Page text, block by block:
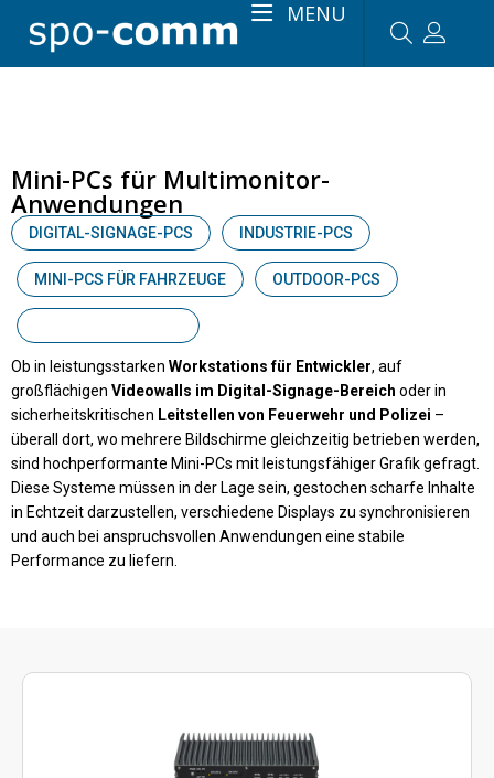
MENU
Mini-PCs für Multimonitor-
Anwendungen
DIGITAL-SIGNAGE-PCS INDUSTRIE-PCS
MINI-PCS FÜR FAHRZEUGE OUTDOOR-PCS
Ob in leistungsstarken Workstations für Entwickler, auf
großflächigen Videowalls im Digital-Signage-Bereich oder in
sicherheitskritischen Leitstellen von Feuerwehr und Polizei –
überall dort, wo mehrere Bildschirme gleichzeitig betrieben werden,
sind hochperformante Mini-PCs mit leistungsfähiger Grafik gefragt.
Diese Systeme müssen in der Lage sein, gestochen scharfe Inhalte
in Echtzeit darzustellen, verschiedene Displays zu synchronisieren
und auch bei anspruchsvollen Anwendungen eine stabile
Performance zu liefern.